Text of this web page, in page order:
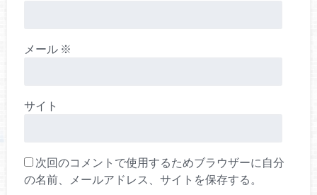
メール ※
サイト
次回のコメントで使用するためブラウザーに自分
の名前、メールアドレス、サイトを保存する。